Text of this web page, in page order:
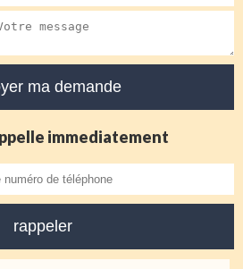
immediatement